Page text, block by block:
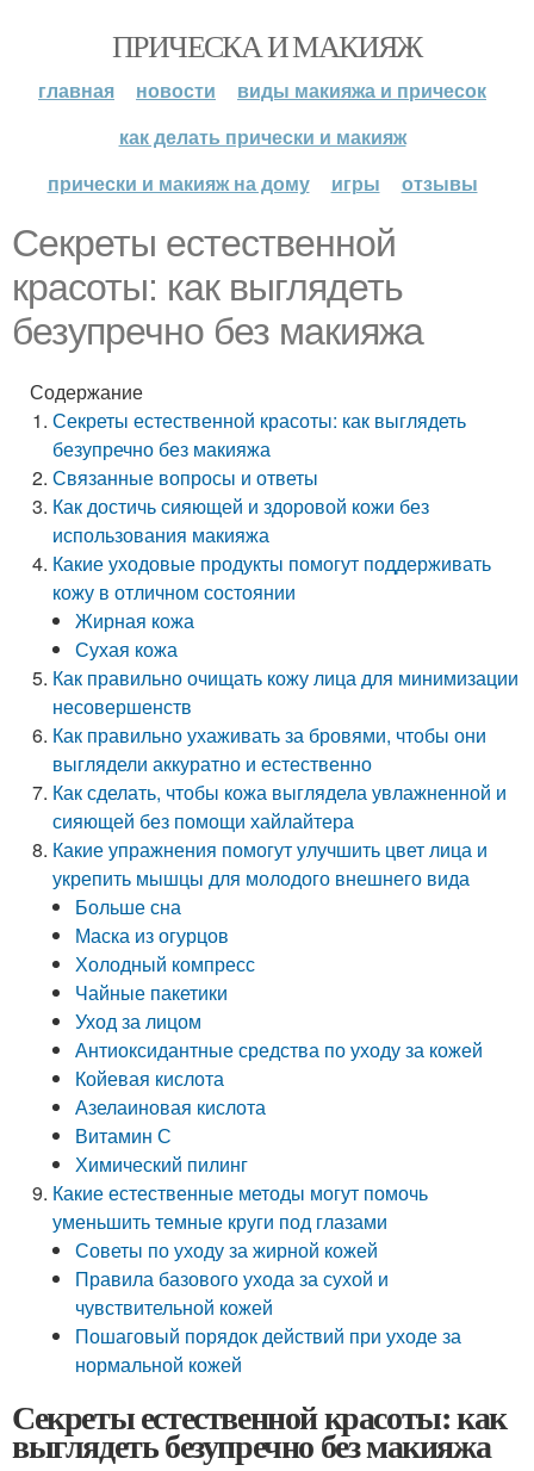
ПРИЧЕСКА И МАКИЯЖ
главная новости
виды макияжа и причесок
как делать прически и макияж
прически и макияж на дому
игры отзывы
Секреты естественной
красоты: как выглядеть
безупречно без макияжа
Содержание
Секреты естественной красоты: как выглядеть
безупречно без макияжа
Связанные вопросы и ответы
Как достичь сияющей и здоровой кожи без
использования макияжа
Какие уходовые продукты помогут поддерживать
кожу в отличном состоянии
Жирная кожа
Сухая кожа
Как правильно очищать кожу лица для минимизации
несовершенств
Как правильно ухаживать за бровями, чтобы они
выглядели аккуратно и естественно
Как сделать, чтобы кожа выглядела увлажненной и
сияющей без помощи хайлайтера
Какие упражнения помогут улучшить цвет лица и
укрепить мышцы для молодого внешнего вида
Больше сна
Маска из огурцов
Холодный компресс
Чайные пакетики
Уход за лицом
Антиоксидантные средства по уходу за кожей
Койевая кислота
Азелаиновая кислота
Витамин С
Химический пилинг
Какие естественные методы могут помочь
уменьшить темные круги под глазами
Советы по уходу за жирной кожей
Правила базового ухода за сухой и
чувствительной кожей
Пошаговый порядок действий при уходе за
нормальной кожей
Секреты естественной красоты: как
выглядеть безупречно без макияжа